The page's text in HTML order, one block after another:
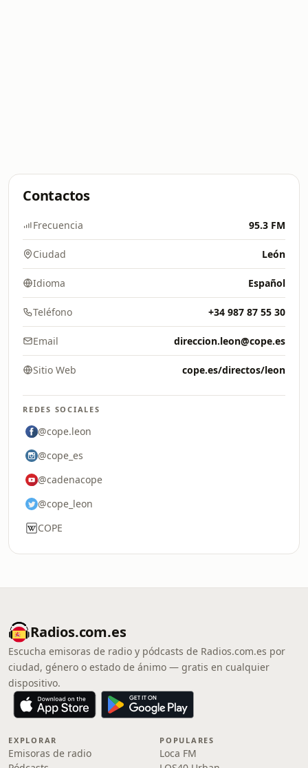
Contactos
Frecuencia 95.3 FM
Ciudad León
Idioma Español
Teléfono +34 987 87 55 30
Email direccion.leon@cope.es
Sitio Web cope.es/directos/leon
REDES SOCIALES
@cope.leon
@cope_es
@cadenacope
@cope_leon
COPE
Radios.com.es
Escucha emisoras de radio y pódcasts de Radios.com.es por
ciudad, género o estado de ánimo — gratis en cualquier
dispositivo.
EXPLORAR
Emisoras de radio
POPULARES
Loca FM